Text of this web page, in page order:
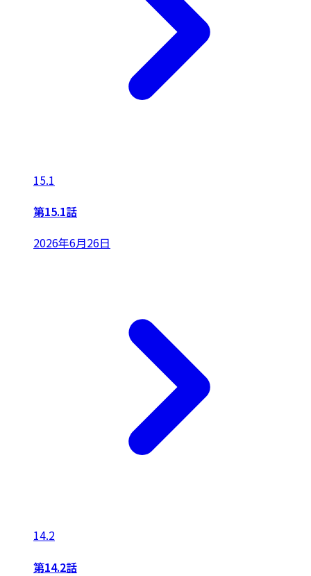
15.1
第15.1話
2026年6月26日
14.2
第14.2話